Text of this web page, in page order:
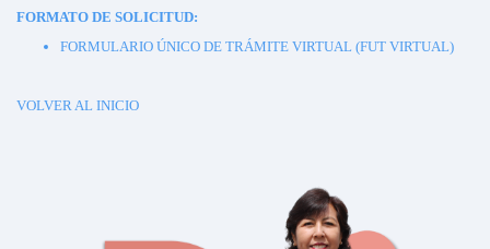
FORMATO DE SOLICITUD:
FORMULARIO ÚNICO DE TRÁMITE VIRTUAL (FUT VIRTUAL)
VOLVER AL INICIO